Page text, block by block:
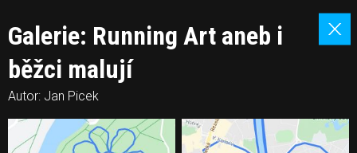
Galerie: Running Art aneb i
běžci malují
Autor: Jan Picek